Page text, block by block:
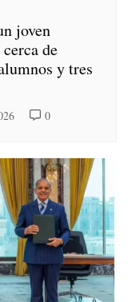
joven
de
y tres
0